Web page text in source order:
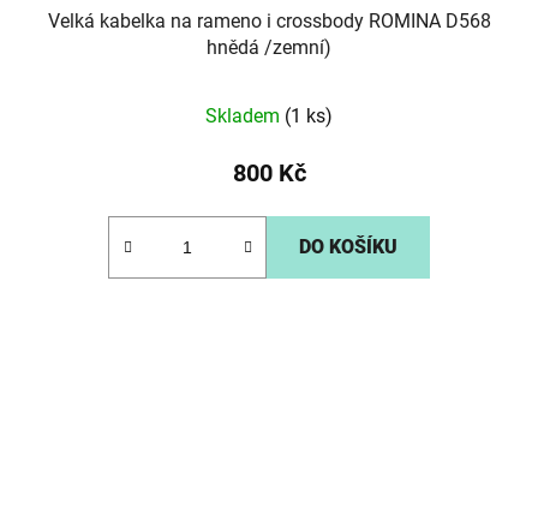
Velká kabelka na rameno i crossbody ROMINA D568
hnědá /zemní)
Skladem (1 ks)
800 Kč
DO KOŠÍKU